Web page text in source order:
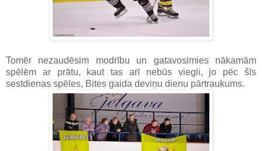
Tomēr nezaudēsim modrību un gatavosimies nākamām
spēlēm ar prātu, kaut tas arī nebūs viegli, jo pēc šīs
sestdienas spēles, Bites gaida deviņu dienu pārtraukums.